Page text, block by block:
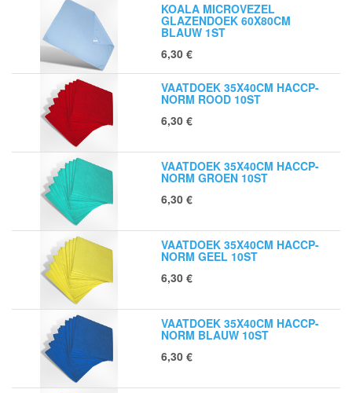
KOALA MICROVEZEL
GLAZENDOEK 60X80CM
BLAUW 1ST
6,30 €
VAATDOEK 35X40CM HACCP-
NORM ROOD 10ST
6,30 €
VAATDOEK 35X40CM HACCP-
NORM GROEN 10ST
6,30 €
VAATDOEK 35X40CM HACCP-
NORM GEEL 10ST
6,30 €
VAATDOEK 35X40CM HACCP-
NORM BLAUW 10ST
6,30 €